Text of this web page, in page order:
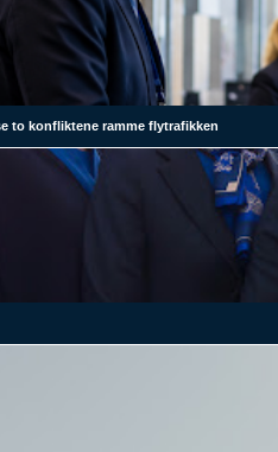
to konfliktene ramme flytrafikken